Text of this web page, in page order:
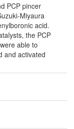
PCP pincer
Miyaura
acid.
the PCP
able to
and activated